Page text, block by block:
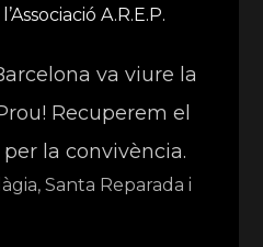
A.R.E.P.
va viure la
Recuperem el
la convivència.
Santa Reparada i